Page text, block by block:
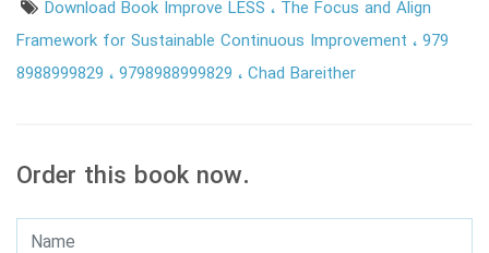
Download Book Improve LESS The Focus and Align
Framework for Sustainable Continuous Improvement
979
8988999829
9798988999829 Chad Bareither
Order this book now.